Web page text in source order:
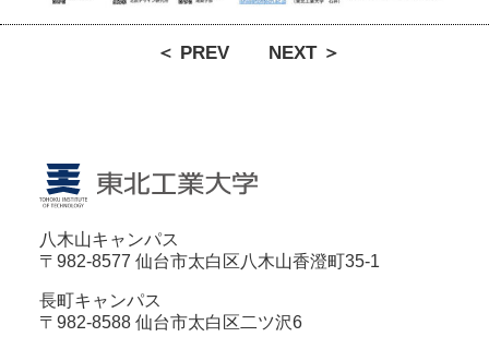
＜ PREV NEXT ＞
八木山キャンパス
〒982-8577 仙台市太白区八木山香澄町35-1
長町キャンパス
〒982-8588 仙台市太白区二ツ沢6